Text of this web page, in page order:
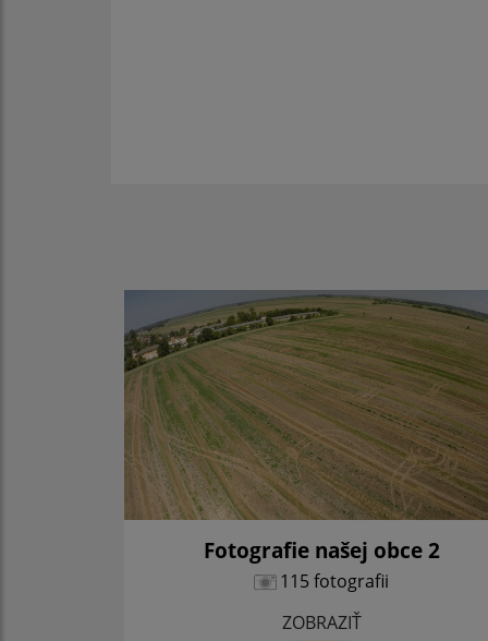
Fotografie našej obce 2
115 fotografii
ZOBRAZIŤ